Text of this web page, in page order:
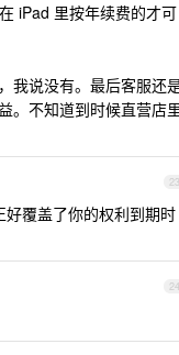
iPad 里按年续费的才可
我说没有。最后客服还
。不知道到时候直营店
23
覆盖了你的权利到期时
24